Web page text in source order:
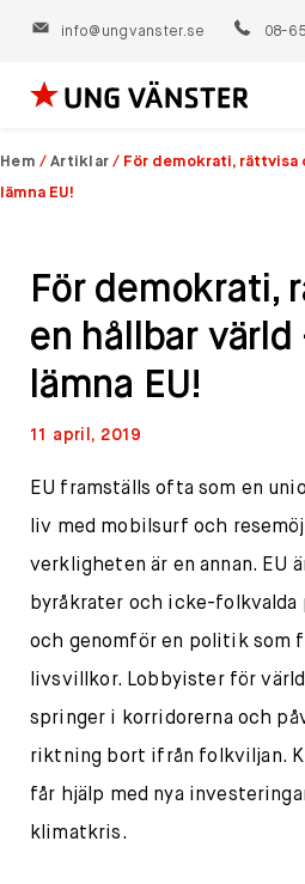
info@ungvanster.se 08-
Hoppa
till
innehåll
Hem / Artiklar / För demokrati, rättvisa
lämna EU!
För demokrati,
en hållbar
lämna EU!
11 april, 2019
EU framställs ofta som en
liv med mobilsurf och
verkligheten är en annan. EU
byråkrater och icke-
och genomför en politik som
livsvillkor. Lobbyister för
springer i korridorerna och
riktning bort ifrån folkviljan.
får hjälp med nya
klimatkris.